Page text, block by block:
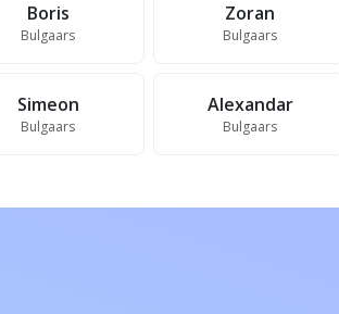
Boris
Bulgaars
Zoran
Bulgaars
Simeon
Bulgaars
Alexandar
Bulgaars